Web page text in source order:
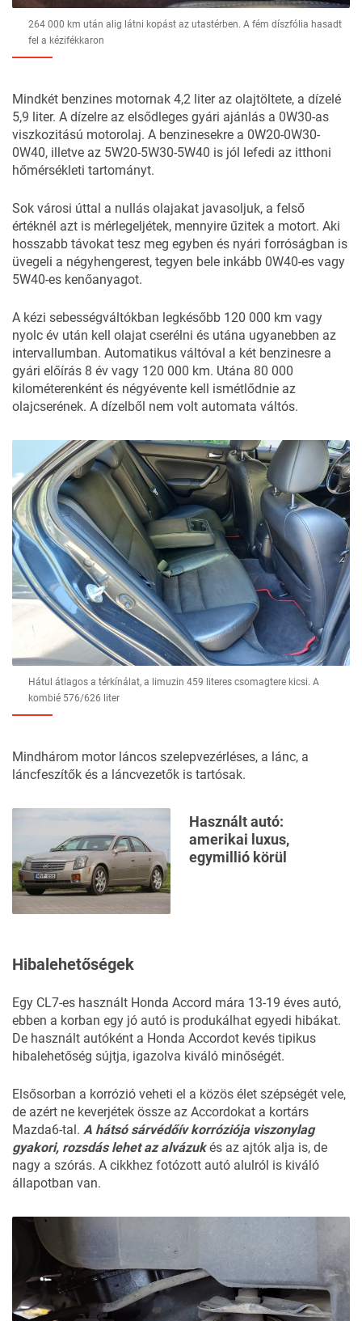
264 000 km után alig látni kopást az utastérben. A fém díszfólia hasadt
fel a kézifékkaron
Mindkét benzines motornak 4,2 liter az olajtöltete, a dízelé
5,9 liter. A dízelre az elsődleges gyári ajánlás a 0W30-as
viszkozitású motorolaj. A benzinesekre a 0W20-0W30-
0W40, illetve az 5W20-5W30-5W40 is jól lefedi az itthoni
hőmérsékleti tartományt.
Sok városi úttal a nullás olajakat javasoljuk, a felső
értéknél azt is mérlegeljétek, mennyire űzitek a motort. Aki
hosszabb távokat tesz meg egyben és nyári forróságban is
üvegeli a négyhengerest, tegyen bele inkább 0W40-es vagy
5W40-es kenőanyagot.
A kézi sebességváltókban legkésőbb 120 000 km vagy
nyolc év után kell olajat cserélni és utána ugyanebben az
intervallumban. Automatikus váltóval a két benzinesre a
gyári előírás 8 év vagy 120 000 km. Utána 80 000
kilométerenként és négyévente kell ismétlődnie az
olajcserének. A dízelből nem volt automata váltós.
Hátul átlagos a térkínálat, a limuzin 459 literes csomagtere kicsi. A
kombié 576/626 liter
Mindhárom motor láncos szelepvezérléses, a lánc, a
láncfeszítők és a láncvezetők is tartósak.
Használt autó:
amerikai luxus,
egymillió körül
Hibalehetőségek
Egy CL7-es használt Honda Accord mára 13-19 éves autó,
ebben a korban egy jó autó is produkálhat egyedi hibákat.
De használt autóként a Honda Accordot kevés tipikus
hibalehetőség sújtja, igazolva kiváló minőségét.
Elsősorban a korrózió veheti el a közös élet szépségét vele,
de azért ne keverjétek össze az Accordokat a kortárs
Mazda6-tal. A hátsó sárvédőív korróziója viszonylag
gyakori, rozsdás lehet az alvázukés az ajtók alja is, de
nagy a szórás. A cikkhez fotózott autó alulról is kiváló
állapotban van.